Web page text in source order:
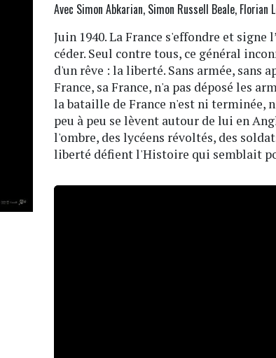
Avec Simon Abkarian, Simon Russell Beale, Florian
Juin 1940. La France s'effondre et
céder. Seul contre tous, ce général
d'un rêve : la liberté. Sans armée, sans
France, sa France, n'a pas déposé les
la bataille de France n'est ni terminée,
peu à peu se lèvent autour de lui en
l'ombre, des lycéens révoltés, des
liberté défient l'Histoire qui semblait